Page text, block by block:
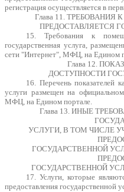
регистрация осуществляется в
Глава 11.
ПРЕДОСТАВЛЯЕТСЯ
15. Требования к
государственная услуга,
сети "Интернет", МФЦ, на Едином
Глава 12.
ДОСТУПНОСТИ
16. Перечень показателей
услуги размещен на
МФЦ, на Едином портале.
Глава 13. ИНЫЕ
УСЛУГИ, В ТОМ ЧИСЛЕ
ГОСУДАРСТВЕННОЙ
ГОСУДАРСТВЕННОЙ
17. Услуги, которые
предоставления государственной